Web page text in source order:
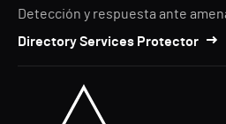
Detección y respuesta ante
Directory Services Protector